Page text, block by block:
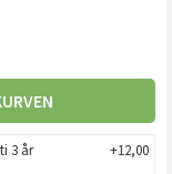
3 år +12,00